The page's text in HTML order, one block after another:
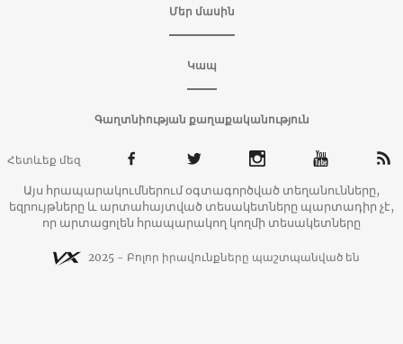
Մեր մասին
Կապ
Գաղտնիության քաղաքականություն
Հետևեք մեզ
Այս հրապարակումներում օգտագործված տեղանունները,
եզրույթները և արտահայտված տեսակետները պարտադիր չէ,
որ արտացոլեն հրապարակող կողմի տեսակետները
2025 - Բոլոր իրավունքները պաշտպանված են